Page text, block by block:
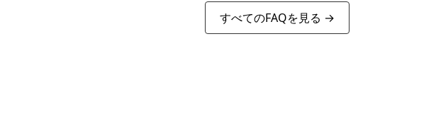
すべてのFAQを見る →